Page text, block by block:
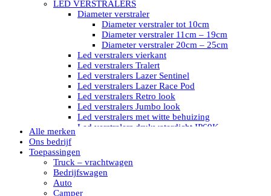
LED VERSTRALERS
Diameter verstraler
Diameter verstraler tot 10cm
Diameter verstraler 11cm – 19cm
Diameter verstraler 20cm – 25cm
Led verstralers vierkant
Led verstralers Tralert
Led verstralers Lazer Sentinel
Led verstralers Lazer Race Pod
Led verstralers Retro look
Led verstralers Jumbo look
Led verstralers met witte behuizing
Led verstralers drukwaterdicht IP69K
LED WERKLAMPEN
Model werklamp
Led werklamp vierkant
Alle merken
Ons bedrijf
Toepassingen
Truck – vrachtwagen
Bedrijfswagen
Auto
Camper